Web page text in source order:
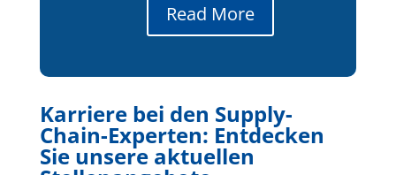
Read More
Karriere bei den Supply-
Chain-Experten: Entdecken
Sie unsere aktuellen